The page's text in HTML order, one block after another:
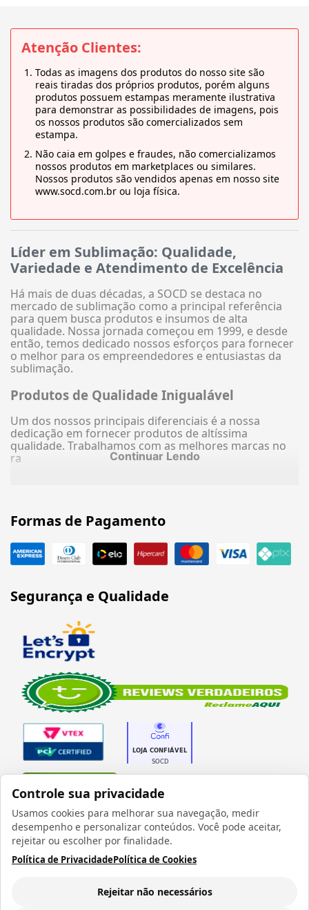
Controle sua privacidade
Usamos cookies para melhorar sua navegação, medir
desempenho e personalizar conteúdos. Você pode aceitar,
rejeitar ou escolher por finalidade.
Política de PrivacidadePolítica de Cookies
Rejeitar não necessários
Atenção Clientes:
Todas as imagens dos produtos do nosso site são
reais tiradas dos próprios produtos, porém alguns
produtos possuem estampas meramente ilustrativa
para demonstrar as possibilidades de imagens, pois
os nossos produtos são comercializados sem
estampa.
Não caia em golpes e fraudes, não comercializamos
nossos produtos em marketplaces ou similares.
Nossos produtos são vendidos apenas em nosso site
www.socd.com.br ou loja física.
Líder em Sublimação: Qualidade,
Variedade e Atendimento de Excelência
Há mais de duas décadas, a SOCD se destaca no
mercado de sublimação como a principal referência
para quem busca produtos e insumos de alta
qualidade. Nossa jornada começou em 1999, e desde
então, temos dedicado nossos esforços para fornecer
o melhor para os empreendedores e entusiastas da
sublimação.
Produtos de Qualidade Inigualável
Um dos nossos principais diferenciais é a nossa
dedicação em fornecer produtos de altíssima
qualidade. Trabalhamos com as melhores marcas no
ra
Continuar Lendo
Formas de Pagamento
Segurança e Qualidade
Todos os direitos reservados 1999 - 2026 | CRIDON
Rua Bresser, 736 - Brás - São Paulo/SP - socd@socd.com.br